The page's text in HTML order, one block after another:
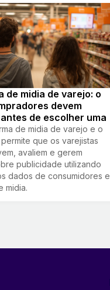
de midia de varejo: o
devem
de escolher uma
de midia de varejo e o
que os varejistas
avaliem e gerem
publicidade utilizando
dados de consumidores e
midia.